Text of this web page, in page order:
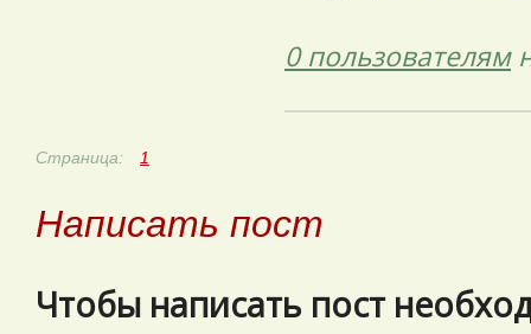
0 пользователям
Страница: 1
Написать пост
Чтобы написать пост